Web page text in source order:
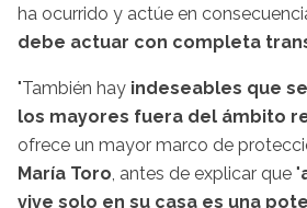
ha ocurrido y actúe en
debe actuar con completa
"También hay indeseables que
los mayores fuera del ámbito
ofrece un mayor marco de
María Toro, antes de explicar que "
vive solo en su casa es una